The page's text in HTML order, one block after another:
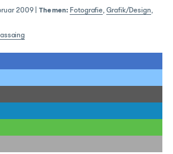
2009|Themen: Fotografie,Grafik/Design,